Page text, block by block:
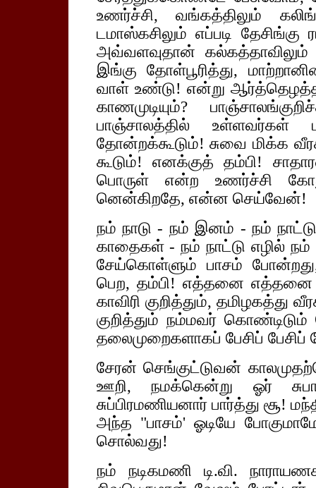
உணர்ச்சி, வங்கத்திலும்
டமாஸ்கசிலும் எப்படி
அவ்வளவுதான் கல்கத்தாவிலும்
இங்கு தோள்பூரித்து,
வாள் உண்டு! என்று
காணமுடியும்?
பாஞ்சாலத்தில் உள்ளவர்கள்
தோன்றக்கூடும்! சுவை மிக்க
கூடும்! எனக்குத் தம்பி!
பொருள் என்ற உணர்ச்சி
னென்கிறதே, என்ன செய்வேன்!
நம் நாடு - நம் இனம் - நம்
காதைகள் - நம் நாட்டு எழில்
சேய்கொள்ளும் பாசம்
பெற, தம்பி! எத்தனை எத்தனை
காவிரி குறித்தும், தமிழகத்து
குறித்தும் நம்மவர்
தலைமுறைகளாகப் பேசிப் பேசிப்
சேரன் செங்குட்டுவன்
ஊறி, நமக்கென்று ஓர்
சுப்பிரமணியனார் பார்த்து சூ!
அந்த "பாசம்' ஓடியே
சொல்வது!
நம் நடிகமணி டி.வி.